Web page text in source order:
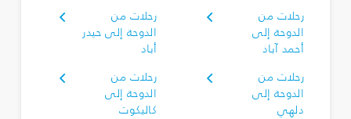
رحلات من
الدوحة إلى
أحمد آباد
رحلات من
الدوحة إلى حيدر
أباد
رحلات من
الدوحة إلى
دلهي
رحلات من
الدوحة إلى
كاليكوت